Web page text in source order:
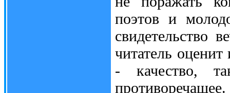
поэтов и
свидетельство
читатель
- качество,
противоречащее.